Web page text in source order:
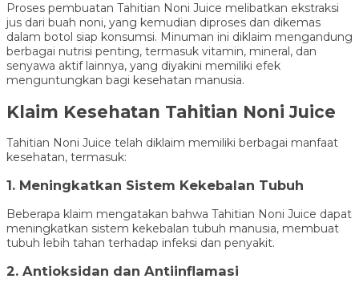
Proses pembuatan Tahitian Noni Juice melibatkan ekstraksi
jus dari buah noni, yang kemudian diproses dan dikemas
dalam botol siap konsumsi. Minuman ini diklaim mengandung
berbagai nutrisi penting, termasuk vitamin, mineral, dan
senyawa aktif lainnya, yang diyakini memiliki efek
menguntungkan bagi kesehatan manusia.
Klaim Kesehatan Tahitian Noni Juice
Tahitian Noni Juice telah diklaim memiliki berbagai manfaat
kesehatan, termasuk:
1. Meningkatkan Sistem Kekebalan Tubuh
Beberapa klaim mengatakan bahwa Tahitian Noni Juice dapat
meningkatkan sistem kekebalan tubuh manusia, membuat
tubuh lebih tahan terhadap infeksi dan penyakit.
2. Antioksidan dan Antiinflamasi